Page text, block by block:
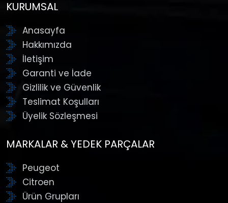
KURUMSAL
Anasayfa
Hakkımızda
İletişim
Garanti ve İade
Gizlilik ve Güvenlik
Teslimat Koşulları
Üyelik Sözleşmesi
MARKALAR & YEDEK PARÇALAR
Peugeot
Citroen
Ürün Grupları